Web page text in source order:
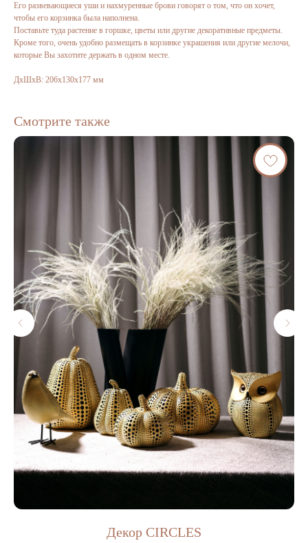
Его развевающиеся уши и нахмуренные брови говорят о том, что он хочет,
чтобы его корзинка была наполнена.
Поставьте туда растение в горшке, цветы или другие декоративные предметы.
Кроме того, очень удобно размещать в корзинке украшения или другие мелочи,
которые Вы захотите держать в одном месте.
ДxШxВ: 206x130x177 мм
Смотрите также
Декор CIRCLES
Info@blange.ru
График работы:
ПОЛИТИКА КОНФИДЕНЦИАЛЬНОСТИ
УСЛОВИЯ ВОЗВРАТА
ДОСТАВКА И ОПЛАТА
+7-921-955-03-28
КРАСНОГВАРДЕЙСКАЯ ПЛ. Д. 3Е, 3Е-169,
КОНТАКТЫ